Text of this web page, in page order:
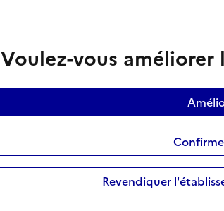
Voulez-vous
Revendiquer